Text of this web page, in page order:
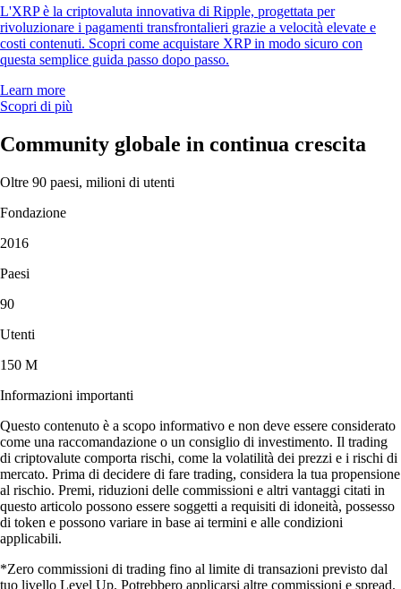
L'XRP è la criptovaluta innovativa di Ripple, progettata per
rivoluzionare i pagamenti transfrontalieri grazie a velocità elevate e
costi contenuti. Scopri come acquistare XRP in modo sicuro con
questa semplice guida passo dopo passo.
Learn more
Scopri di più
Community globale in continua crescita
Oltre 90 paesi, milioni di utenti
Fondazione
2016
Paesi
90
Utenti
150 M
Informazioni importanti
Questo contenuto è a scopo informativo e non deve essere considerato
come una raccomandazione o un consiglio di investimento. Il trading
di criptovalute comporta rischi, come la volatilità dei prezzi e i rischi di
mercato. Prima di decidere di fare trading, considera la tua propensione
al rischio. Premi, riduzioni delle commissioni e altri vantaggi citati in
questo articolo possono essere soggetti a requisiti di idoneità, possesso
di token e possono variare in base ai termini e alle condizioni
applicabili.
*Zero commissioni di trading fino al limite di transazioni previsto dal
tuo livello Level Up. Potrebbero applicarsi altre commissioni e spread.